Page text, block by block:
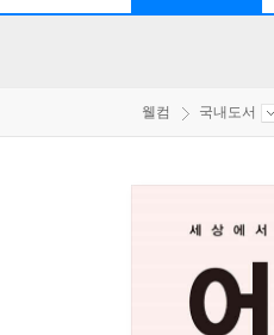
웰컴 국내도서